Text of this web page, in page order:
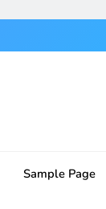
Sample Page